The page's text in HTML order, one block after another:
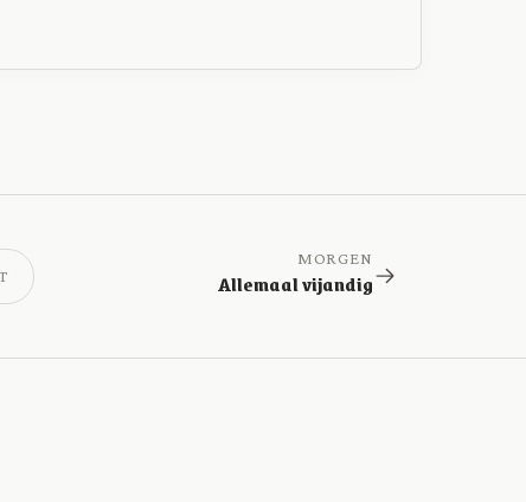
MORGEN
Allemaal vijandig